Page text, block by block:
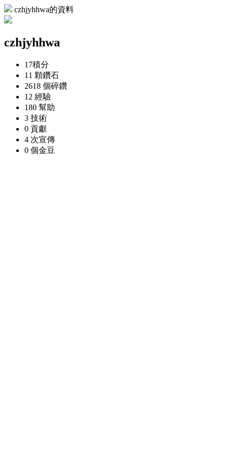
czhjyhhwa的資料
czhjyhhwa
17積分
11 顆鑽石
2618 個碎鑽
12 經驗
180 幫助
3 技術
0 貢獻
4 次宣傳
0 個金豆